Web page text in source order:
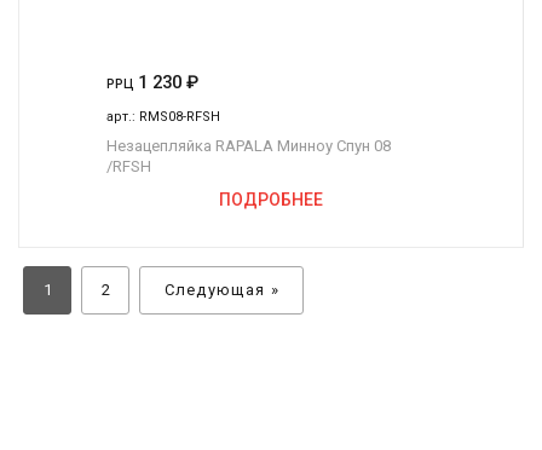
РРЦ 1 230 ₽
арт.: RMS08-RFSH
Незацепляйка RAPALA Минноу Спун 08
/RFSH
ПОДРОБНЕЕ
1 2 Следующая »